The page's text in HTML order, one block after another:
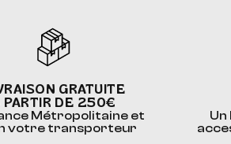
GRATUITE
PARTIR DE 250€
Métropolitaine et
votre transporteur